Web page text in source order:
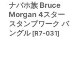
ナバホ族 Bruce
Morgan 4スター
スタンプワーク バ
ングル [R7-031]